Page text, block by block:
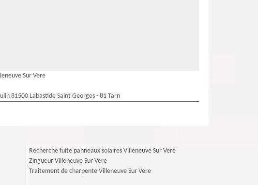
Sur Vere
81500 Labastide Saint Georges - 81 Tarn
Recherche fuite panneaux solaires Villeneuve Sur Vere
Zingueur Villeneuve Sur Vere
Traitement de charpente Villeneuve Sur Vere